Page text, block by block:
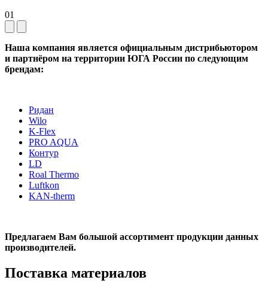
01
Наша компания является официальным дистрибьютором
и партнёром на территории ЮГА России по следующим
брендам:
Ридан
Wilo
K-Flex
PRO AQUA
Контур
LD
Roal Thermo
Luftkon
KAN-therm
Предлагаем Вам большой ассортимент продукции данных
производителей.
Поставка материалов